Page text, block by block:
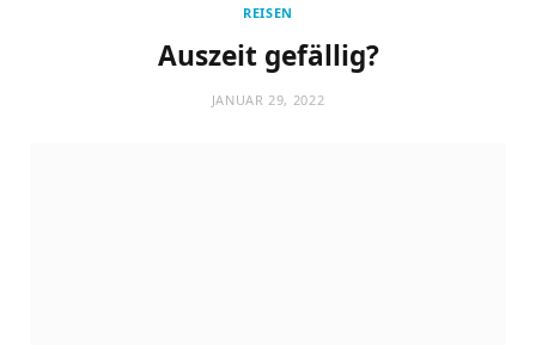
REISEN
Auszeit gefällig?
JANUAR 29, 2022